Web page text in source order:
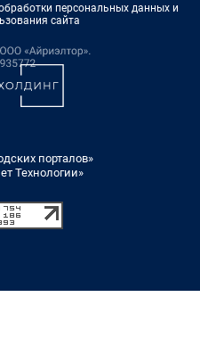
персональных данных и
сайта
порталов»
Технологии»